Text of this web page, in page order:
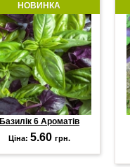
НОВИНКА
Базилік 6 Ароматів
Ціна: 5.60 грн.